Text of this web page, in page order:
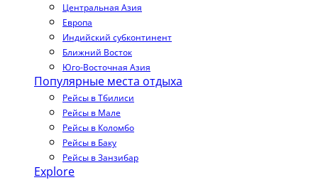
Центральная Азия
Европа
Индийский субконтинент
Ближний Восток
Юго-Восточная Азия
Популярные места отдыха
Рейсы в Тбилиси
Рейсы в Мале
Рейсы в Коломбо
Рейсы в Баку
Рейсы в Занзибар
Explore